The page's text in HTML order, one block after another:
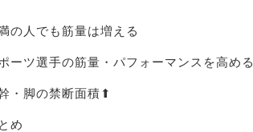
の人でも筋量は増える
ーツ選手の筋量・パフォーマンスを高める
・脚の禁断面積⬆︎
め